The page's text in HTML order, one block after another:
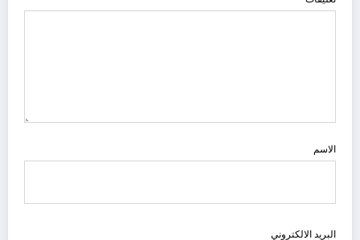
الاسم
البريد الالكتروني